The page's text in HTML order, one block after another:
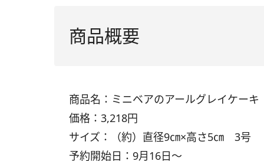
商品概要
商品名：ミニベアのアールグレイケーキ
価格：3,218円
サイズ：（約）直径9㎝×高さ5㎝ 3号
予約開始日：9月16日～